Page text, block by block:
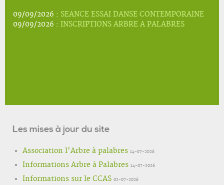
09/09/2026 : SEANCE ESSAI DANSE CONTEMPORAINE
09/09/2026 : INSCRIPTIONS ARBRE A PALABRES
Les mises à jour du site
Association l'Arbre à palabres 14-07-2026
Informations Arbre à Palabres 14-07-2026
Informations sur le CCAS 02-07-2026